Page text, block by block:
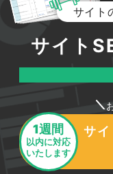
サロンの誠実な
頼獲得にもつな
写真・投稿
しする
サイト
サイト
1週間
以内に対応
いたします
サ